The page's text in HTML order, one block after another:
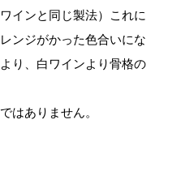
インと同じ製法）これに
ンジがかった色合いにな
り、白ワインより骨格の
はありません。